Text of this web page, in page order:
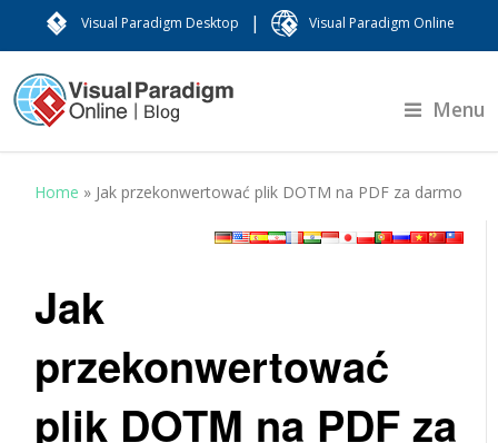
Visual Paradigm Desktop | Visual Paradigm Online
Menu
Home » Jak przekonwertować plik DOTM na PDF za darmo
Jak
przekonwertować
plik DOTM na PDF za